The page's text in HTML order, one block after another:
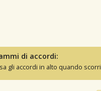
di accordi:
gli accordi in alto quando scorri